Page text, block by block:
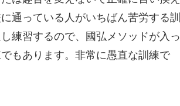
通っている人がいちばん苦労する訓
練習するので、國弘メソッドが入っ
もあります。非常に愚直な訓練で